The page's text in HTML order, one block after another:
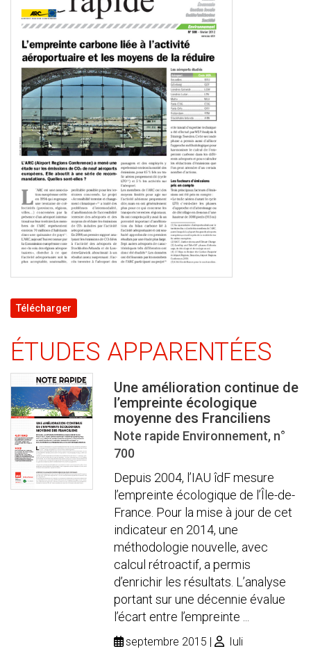
Télécharger
ÉTUDES APPARENTÉES
Une amélioration continue de
l’empreinte écologique
moyenne des Franciliens
Note rapide Environnement, n°
700
Depuis 2004, l’IAU îdF mesure
l’empreinte écologique de l’Île-de-
France. Pour la mise à jour de cet
indicateur en 2014, une
méthodologie nouvelle, avec
calcul rétroactif, a permis
d’enrichir les résultats. L’analyse
portant sur une décennie évalue
l’écart entre l’empreinte ...
septembre 2015
Iuli